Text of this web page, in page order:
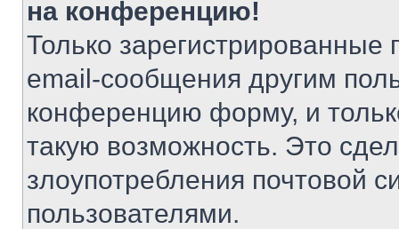
на конференцию!
Только зарегистрированные
email-сообщения другим
конференцию форму, и
такую возможность. Это
злоупотребления почтовой
пользователями.